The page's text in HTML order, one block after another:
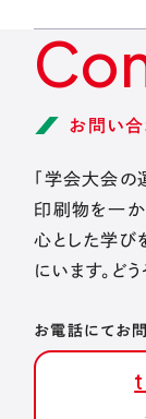
お問い
「学会大会
印刷物を一か
心とした学び
にいます。ど
お電話にてお